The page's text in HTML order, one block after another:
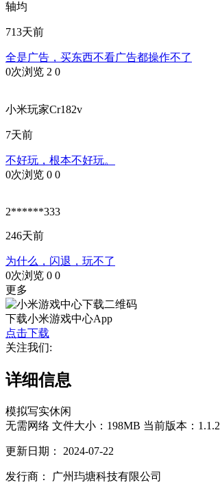
轴均
713天前
全是广告，买东西不看广告都操作不了
0次浏览 2 0
小米玩家Cr182v
7天前
不好玩，根本不好玩。
0次浏览 0 0
2******333
246天前
为什么，闪退，玩不了
0次浏览 0 0
更多
下载小米游戏中心App
点击下载
关注我们:
详细信息
模拟写实休闲
无需网络 文件大小：198MB 当前版本：1.1.2
更新日期： 2024-07-22
发行商： 广州玙塘科技有限公司